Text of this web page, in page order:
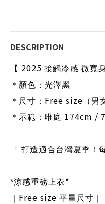
DESCRIPTION
【 2025 接觸冷感 微寬
＊顏色： 光澤黑
＊尺寸： Free size （男
＊示範：唯庭 174cm /
「 打造適合台灣夏季！
*涼感重磅上衣*
Free size 平量尺寸｜